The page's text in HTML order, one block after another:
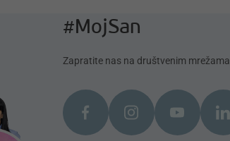
#MojSan
Zapratite nas na društvenim mrežama.